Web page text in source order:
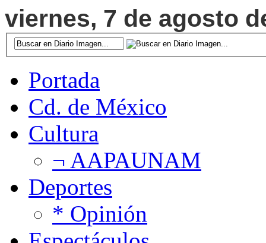
viernes, 7 de agosto
Portada
Cd. de México
Cultura
¬ AAPAUNAM
Deportes
* Opinión